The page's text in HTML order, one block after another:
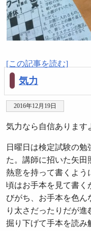
[この記事を読む]
気力
2016年12月19日
気力なら 自信あります
日曜日は検定試験の
た。講師に招いた矢田
熱意を持って書くよう
頃はお手本を見て書く
びがち、お手本を色ん
り太さだったりだが
掘り下げて手本を読み